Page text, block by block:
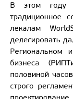
В этом году
традиционное
лекалам
делегировать
Региональном
бизнеса
половиной
строго